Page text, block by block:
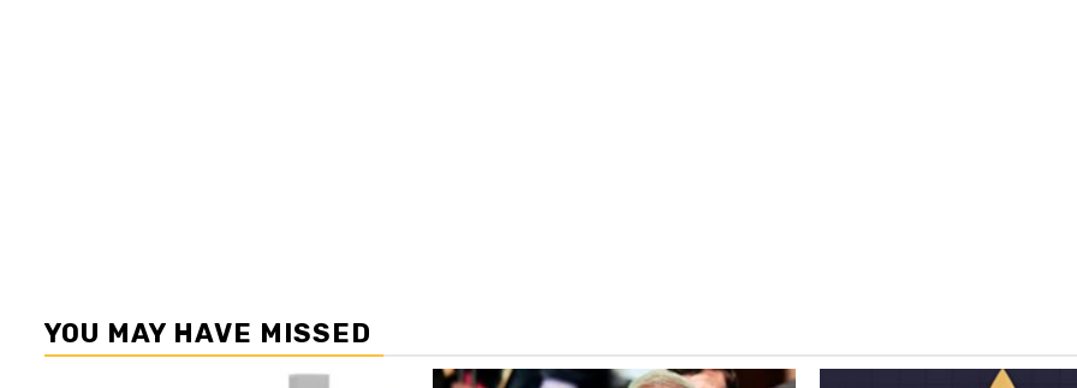
YOU MAY HAVE MISSED